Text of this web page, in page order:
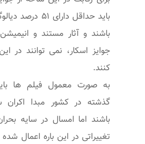
باید حداقل دارای
باشند و آثار مستند و
جوایز اسکار، نمی توانند در
کنند.
گذشته در کشور مبدا اکران
باشند اما امسال در سایه
تغییراتی در این باره اعمال